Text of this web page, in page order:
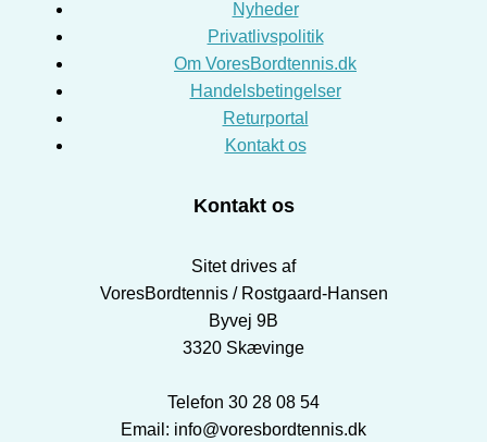
Nyheder
Privatlivspolitik
Om VoresBordtennis.dk
Handelsbetingelser
Returportal
Kontakt os
Kontakt os
Sitet drives af
VoresBordtennis / Rostgaard-Hansen
Byvej 9B
3320 Skævinge
Telefon 30 28 08 54
Email: info@voresbordtennis.dk